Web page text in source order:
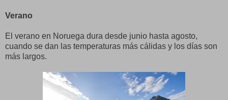
Verano
El verano en Noruega dura desde junio hasta agosto,
cuando se dan las temperaturas más cálidas y los días son
más largos.